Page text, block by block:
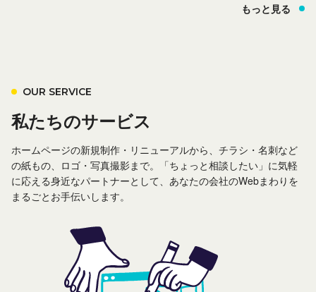
もっと見る
OUR SERVICE
私たちのサービス
ホームページの新規制作・リニューアルから、チラシ・名刺など
の紙もの、ロゴ・写真撮影まで。
「ちょっと相談したい」に気軽
に応える身近なパートナーとして、あなたの会社のWebまわりを
まるごとお手伝いします。